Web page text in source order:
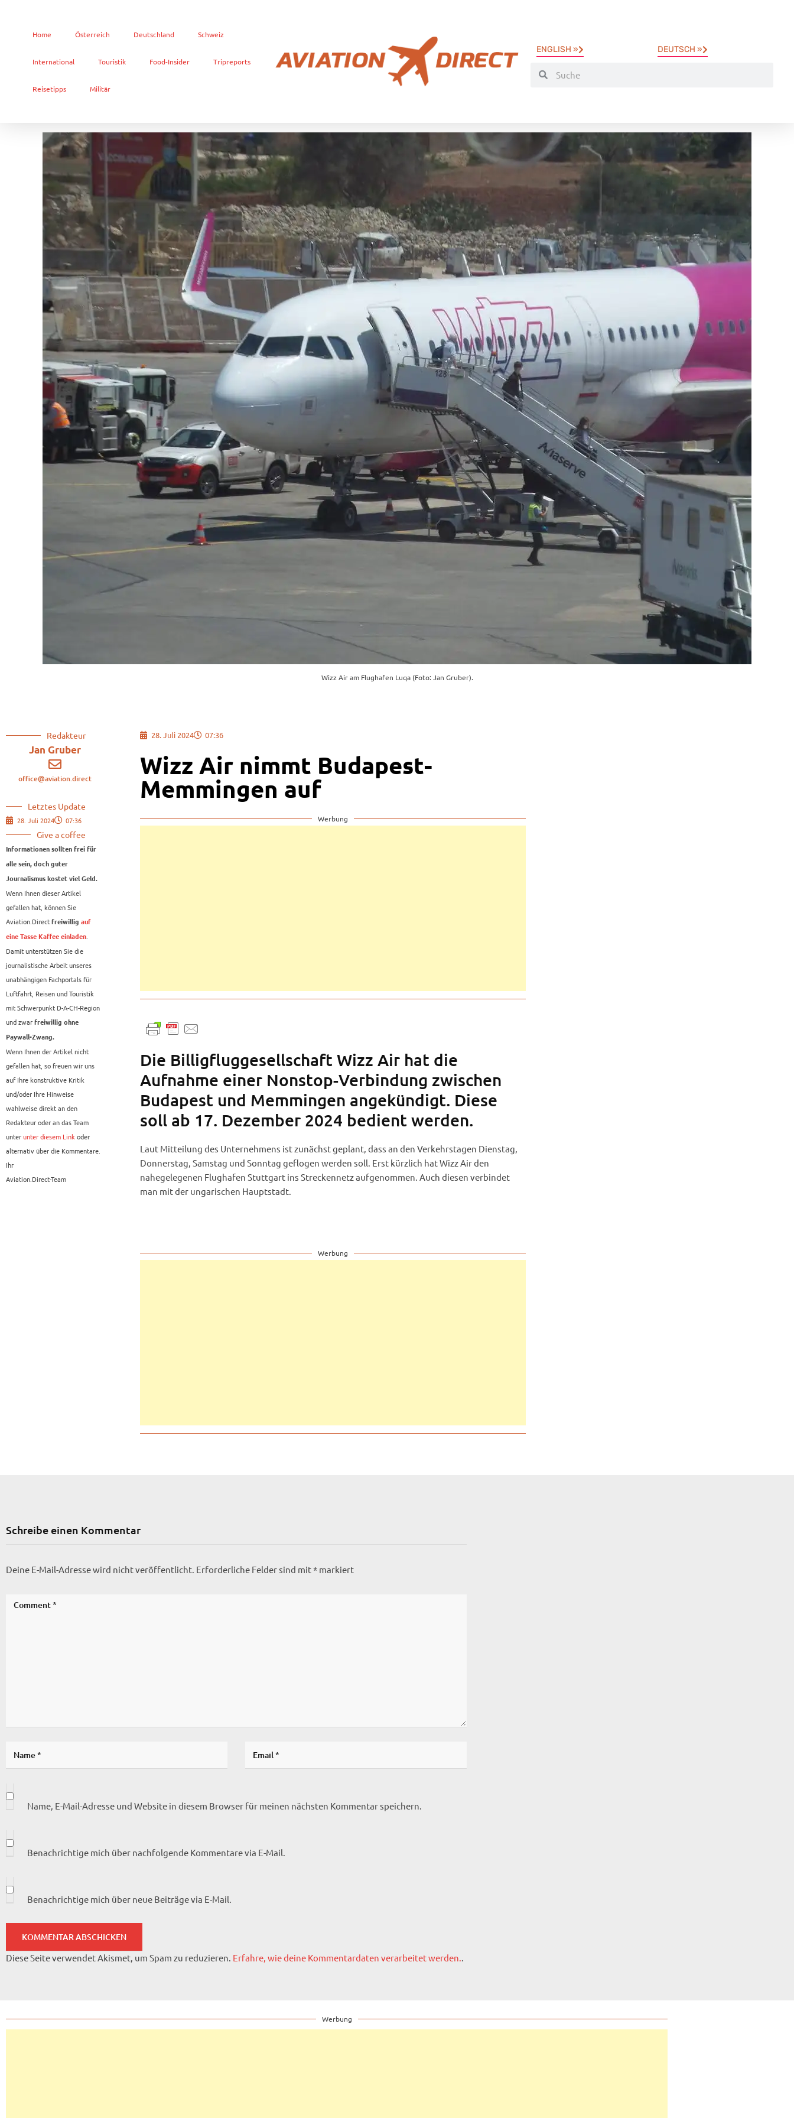
Home Österreich Deutschland Schweiz
International Touristik Food-Insider Tripreports
Reisetipps Militär
ENGLISH » DEUTSCH »
Wizz Air am Flughafen Luqa (Foto: Jan Gruber).
Redakteur
Jan Gruber
office@aviation.direct
Letztes Update
28. Juli 2024 07:36
Give a coffee
Informationen sollten frei für
alle sein, doch guter
Journalismus kostet viel Geld.
Wenn Ihnen dieser Artikel
gefallen hat, können Sie
Aviation.Direct freiwillig auf
eine Tasse Kaffee einladen.
Damit unterstützen Sie die
journalistische Arbeit unseres
unabhängigen Fachportals für
Luftfahrt, Reisen und Touristik
mit Schwerpunkt D-A-CH-Region
und zwar freiwillig ohne
Paywall-Zwang.
Wenn Ihnen der Artikel nicht
gefallen hat, so freuen wir uns
auf Ihre konstruktive Kritik
und/oder Ihre Hinweise
wahlweise direkt an den
Redakteur oder an das Team
unterunter diesem Linkoder
alternativ über die Kommentare.
Ihr
Aviation.Direct-Team
28. Juli 2024 07:36
Wizz Air nimmt Budapest-
Memmingen auf
Werbung
Die Billigfluggesellschaft Wizz Air hat die
Aufnahme einer Nonstop-Verbindung zwischen
Budapest und Memmingen angekündigt. Diese
soll ab 17. Dezember 2024 bedient werden.
Laut Mitteilung des Unternehmens ist zunächst geplant, dass an den Verkehrstagen Dienstag,
Donnerstag, Samstag und Sonntag geflogen werden soll. Erst kürzlich hat Wizz Air den
nahegelegenen Flughafen Stuttgart ins Streckennetz aufgenommen. Auch diesen verbindet
man mit der ungarischen Hauptstadt.
Werbung
Schreibe einen Kommentar
Deine E-Mail-Adresse wird nicht veröffentlicht. Erforderliche Felder sind mit* markiert
Name, E-Mail-Adresse und Website in diesem Browser für meinen nächsten Kommentar speichern.
Benachrichtige mich über nachfolgende Kommentare via E-Mail.
Benachrichtige mich über neue Beiträge via E-Mail.
Diese Seite verwendet Akismet, um Spam zu reduzieren. Erfahre, wie deine Kommentardaten verarbeitet werden..
Werbung